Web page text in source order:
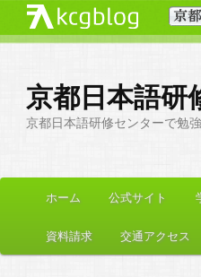
京都日本語研
京都日本語研修センターで勉
メ
メ
イ
サ
ブ
ホーム 公式サイト
資料請求 交通アクセス